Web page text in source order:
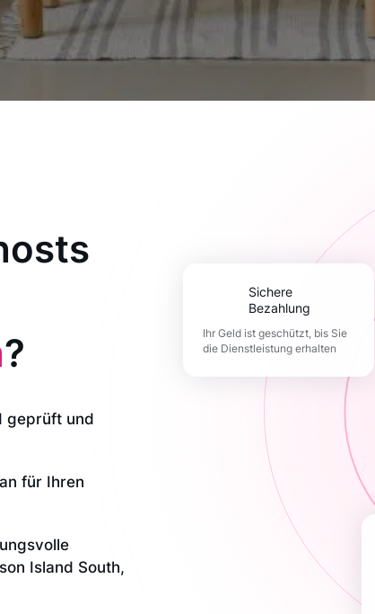
?
geprüft und
für Ihren
Island South,
Sichere
Bezahlung
Ihr Geld ist geschützt, bis Sie
die Dienstleistung erhalten